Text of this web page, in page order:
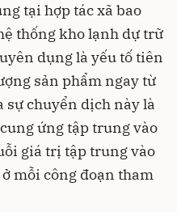
tại hợp tác xã bao
thống kho lạnh dự trữ
dụng là yếu tố tiên
sản phẩm ngay từ
sự chuyển dịch này là
ứng tập trung vào
giá trị tập trung vào
mỗi công đoạn tham